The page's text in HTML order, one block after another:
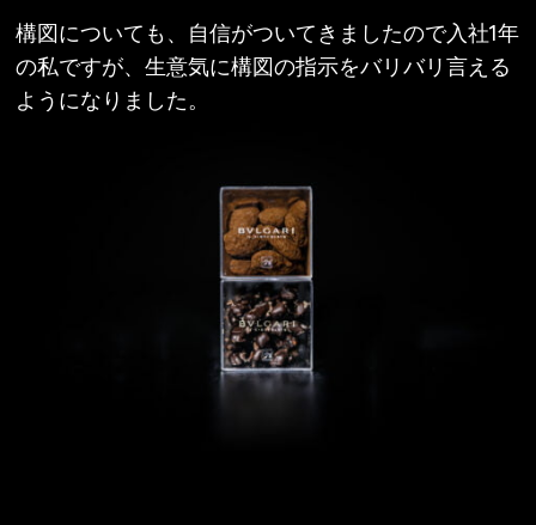
構図についても、自信がついてきましたので入社1年
の私ですが、生意気に構図の指示をバリバリ言える
ようになりました。